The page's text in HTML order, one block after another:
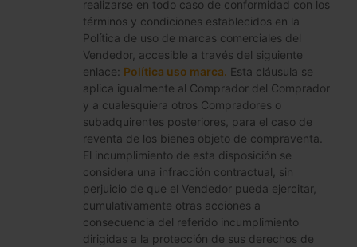
realizarse en todo caso de conformidad con los
términos y condiciones establecidos en la
Política de uso de marcas comerciales del
Vendedor, accesible a través del siguiente
enlace: Política uso marca. Esta cláusula se
aplica igualmente al Comprador del Comprador
y a cualesquiera otros Compradores o
subadquirentes posteriores, para el caso de
reventa de los bienes objeto de compraventa.
El incumplimiento de esta disposición se
considera una infracción contractual, sin
perjuicio de que el Vendedor pueda ejercitar,
cumulativamente otras acciones a
consecuencia del referido incumplimiento
dirigidas a la protección de sus derechos de